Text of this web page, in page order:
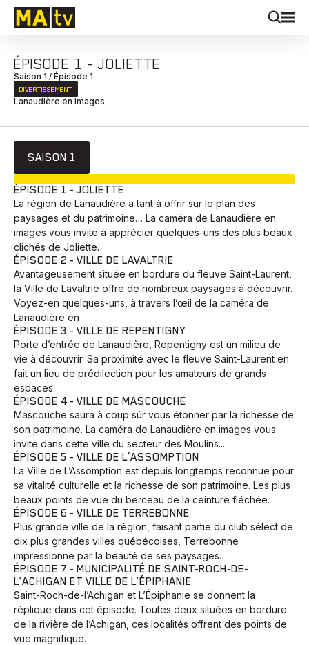
ÉPISODE 1 - JOLIETTE
Saison 1 / Épisode 1
DIVERTISSEMENT
Lanaudière en images
SAISON 1
ÉPISODE 1 - JOLIETTE
La région de Lanaudière a tant à offrir sur le plan des
paysages et du patrimoine… La caméra de Lanaudière en
images vous invite à apprécier quelques-uns des plus beaux
clichés de Joliette.
ÉPISODE 2 - VILLE DE LAVALTRIE
Avantageusement située en bordure du fleuve Saint-Laurent,
la Ville de Lavaltrie offre de nombreux paysages à découvrir.
Voyez-en quelques-uns, à travers l’œil de la caméra de
Lanaudière en
ÉPISODE 3 - VILLE DE REPENTIGNY
Porte d’entrée de Lanaudière, Repentigny est un milieu de
vie à découvrir. Sa proximité avec le fleuve Saint-Laurent en
fait un lieu de prédilection pour les amateurs de grands
espaces.
ÉPISODE 4 - VILLE DE MASCOUCHE
Mascouche saura à coup sûr vous étonner par la richesse de
son patrimoine. La caméra de Lanaudière en images vous
invite dans cette ville du secteur des Moulins...
ÉPISODE 5 - VILLE DE L’ASSOMPTION
La Ville de L’Assomption est depuis longtemps reconnue pour
sa vitalité culturelle et la richesse de son patrimoine. Les plus
beaux points de vue du berceau de la ceinture fléchée.
ÉPISODE 6 - VILLE DE TERREBONNE
Plus grande ville de la région, faisant partie du club sélect de
dix plus grandes villes québécoises, Terrebonne
impressionne par la beauté de ses paysages.
ÉPISODE 7 - MUNICIPALITÉ DE SAINT-ROCH-DE-
L’ACHIGAN ET VILLE DE L’ÉPIPHANIE
Saint-Roch-de-l’Achigan et L’Épiphanie se donnent la
réplique dans cet épisode. Toutes deux situées en bordure
de la rivière de l’Achigan, ces localités offrent des points de
vue magnifique.